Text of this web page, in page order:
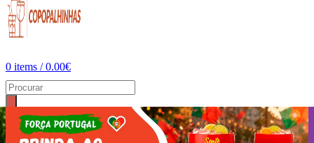
0 items / 0.00€
PORTES GRÁTIS ACIMA DE 25€! POLÍTICA DE
DESCONTOS [AQUI ].